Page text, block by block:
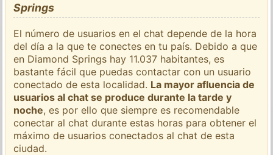
Springs
El número de usuarios en el chat depende de la hora
del día a la que te conectes en tu país. Debido a que
en Diamond Springs hay 11.037 habitantes, es
bastante fácil que puedas contactar con un usuario
conectado de esta localidad. La mayor afluencia de
usuarios al chat se produce durante la tarde y
noche, es por ello que siempre es recomendable
conectar al chat durante estas horas para obtener el
máximo de usuarios conectados al chat de esta
ciudad.